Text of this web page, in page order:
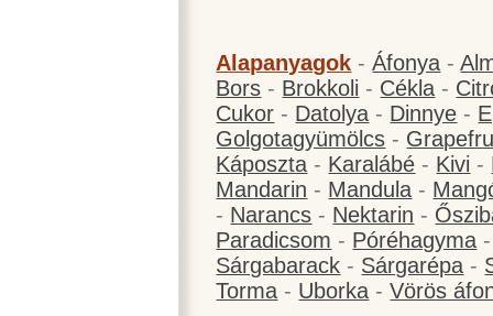
Alapanyagok -Áfonya -
Bors - Brokkoli - Cékla -
Cukor - Datolya - Dinnye -
Golgotagyümölcs -
Káposzta - Karalábé - Kivi -
Mandarin - Mandula -
- Narancs - Nektarin -
Paradicsom - Póréhagyma
Sárgabarack - Sárgarépa -
Torma - Uborka -Vörös